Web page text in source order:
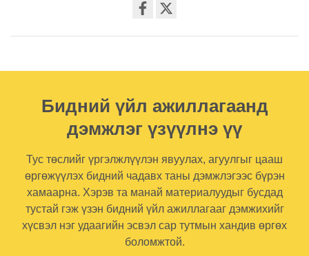
Бидний үйл ажиллагаанд
дэмжлэг үзүүлнэ үү
Тус төслийг үргэлжлүүлэн явуулах, агуулгыг цааш
өргөжүүлэх бидний чадавх таны дэмжлэгээс бүрэн
хамаарна. Хэрэв та манай материалуудыг бусдад
тустай гэж үзэн бидний үйл ажиллагааг дэмжихийг
хүсвэл нэг удаагийн эсвэл сар тутмын хандив өргөх
боломжтой.